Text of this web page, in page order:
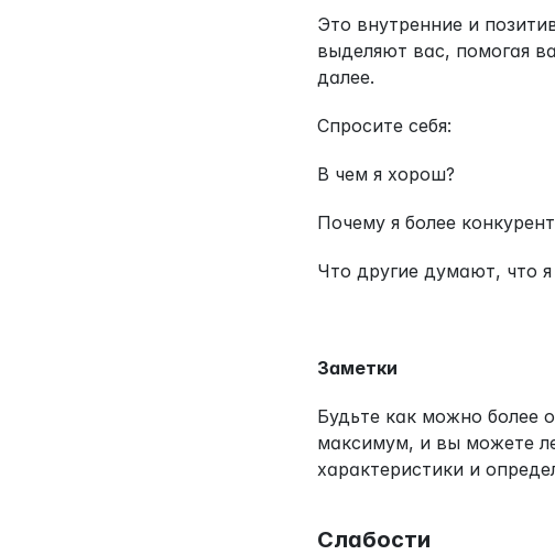
Это внутренние и
выделяют вас, помогая
далее.
Спросите себя:
В чем я хорош?
Почему я более
Что другие думают, что
Заметки
Будьте как можно более
максимум, и вы можете
характеристики и
Слабости